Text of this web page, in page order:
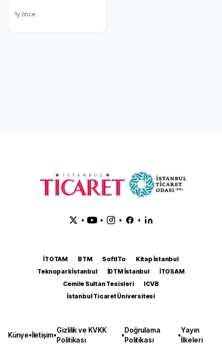
1y önce
• • • •
İTOTAM BTM SoftITo
Kitap İstanbul
Teknopark İstanbul
İDTM İstanbul
İTOSAM
Cemile Sultan Tesisleri
ICVB
İstanbul Ticaret Üniversitesi
Künye•İletişim•
Gizlilik ve KVKK
Politikası
•
Doğrulama
Politikası
•
Yayın
İlkeleri